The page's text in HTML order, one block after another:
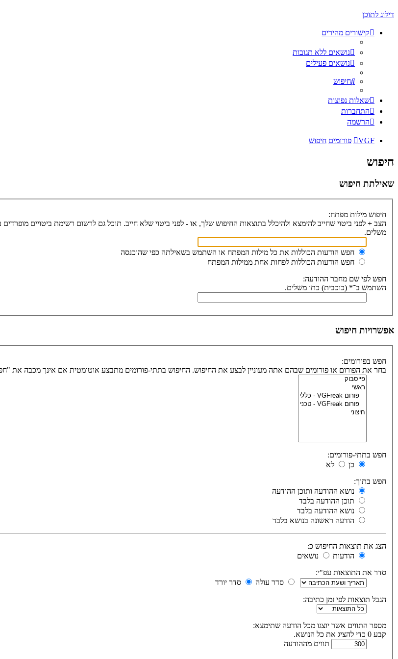
דילוג לתוכן
קישורים מהירים
נושאים ללא תגובות
נושאים פעילים
חיפוש
שאלות נפוצות
התחברות
הרשמה
VGF פורומים חיפוש
חיפוש
שאילתת חיפוש
חיפוש מילות מפתח:
הצב + לפני ביטוי שחייב להימצא ולהיכלל בתוצאות החיפוש שלך, או - לפני ביטוי שלא חייב. תוכל גם לרשום רשימת ביטויים מופרדים
משלים.
חפש הודעות הכוללות את כל מילות המפתח או השתמש בשאילתה כפי שהוכנסה
חפש הודעות הכוללות לפחות אחת ממילות המפתח
חפש לפי שם מחבר ההודעה:
השתמש ב־* (כוכבית) כתו משלים.
אפשרויות חיפוש
חפש בפורומים:
בחר את הפורום או פורומים שבהם אתה מעוניין לבצע את החיפוש. החיפוש בתתי-פורומים מתבצע אוטומטית אם אינך מכבה את
חפש בתתי-פורומים:
כן
לא
חפש בתוך:
נושא ההודעה ותוכן ההודעה
תוכן ההודעה בלבד
נושא ההודעה בלבד
הודעה ראשונה בנושא בלבד
הצג את תוצאות החיפוש כ:
הודעות
נושאים
סדר את התוצאות עפ"י:
סדר עולה
סדר יורד
הגבל תוצאות לפי זמן כתיבה:
מספר התווים אשר יוצגו מכל הודעה שתימצא:
קבע 0 כדי להציג את כל הנושא.
תווים מההודעה